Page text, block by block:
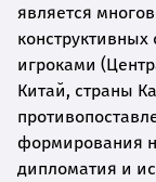
является
игроками
Китай, страны
формирования
дипломатия и